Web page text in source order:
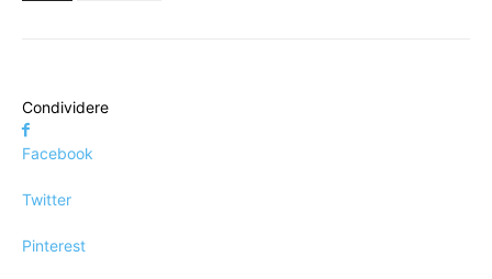
Condividere
Facebook
Twitter
Pinterest